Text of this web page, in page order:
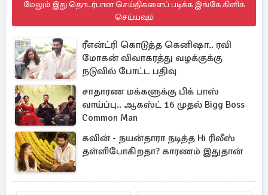
மேலும் இது தொடர்பான செய்திகளைப் படிக்க இங்கே கிளிக்
செய்யவும்
ரீஎன்ட்ரி கொடுத்த கெனிஷா.. ரவி
மோகன் விவாகரத்து வழக்குக்கு
நடுவில் போட்ட பதிவு
சாதாரண மக்களுக்கு பிக் பாஸ்
வாய்ப்பு.. ஆகஸ்ட் 16 முதல் Bigg Boss
Common Man
கவின் - நயன்தாரா நடித்த Hi ரிலீஸ்
தள்ளிபோகிறதா? காரணம் இதுதான்